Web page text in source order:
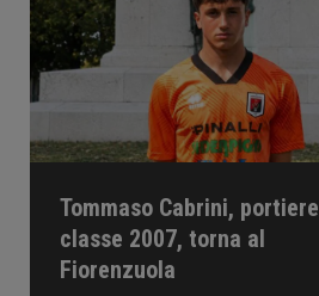
Tommaso Cabrini, portiere
classe 2007, torna al
Fiorenzuola